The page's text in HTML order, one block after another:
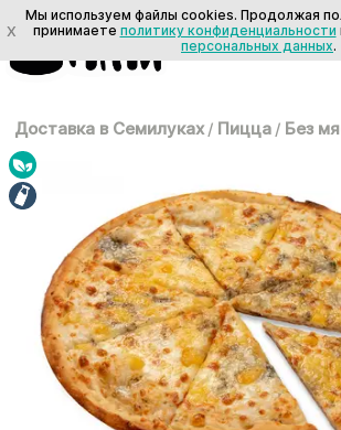
Доставка в Семилуках / Пицца / Без
X
Мы используем файлы cookies. Продолжая
принимаете политику конфиденциальности
персональных данных.